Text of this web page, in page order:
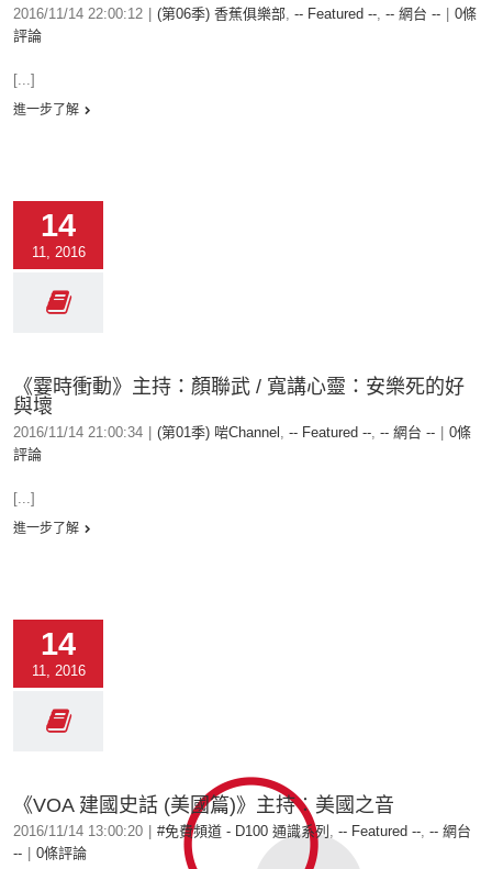
2016/11/14 22:00:12 (第06季) 香蕉俱樂部, -- Featured --, -- 網台 --
0條
評論
[...]
進一步了解
14
11, 2016
《霎時衝動》主持：顏聯武 / 寬講心靈：安樂死的好
與壞
2016/11/14 21:00:34 (第01季) 啱Channel , -- Featured --, -- 網台 --
0條
評論
[...]
進一步了解
14
11, 2016
《VOA 建國史話 (美國篇)》主持︰美國之音
2016/11/14 13:00:20 #免費頻道 - D100 通識系列 , -- Featured --, -- 網台
--
0條評論